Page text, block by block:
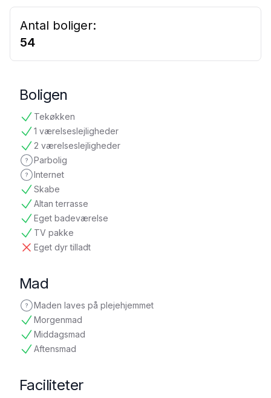
Antal boliger:
54
Boligen
Tekøkken
tilgængelig
1 værelseslejligheder
tilgængelig
2 værelseslejligheder
tilgængelig
Parbolig
ikke oplyst
Internet
ikke oplyst
Skabe
tilgængelig
Altan terrasse
tilgængelig
Eget badeværelse
tilgængelig
TV pakke
tilgængelig
Eget dyr tilladt
ikke tilgængelig
Mad
Maden laves på plejehjemmet
ikke oplyst
Morgenmad
tilgængelig
Middagsmad
tilgængelig
Aftensmad
tilgængelig
Faciliteter